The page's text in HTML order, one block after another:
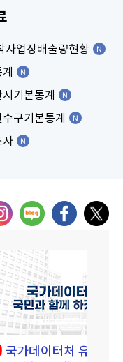
사업장배출량현황
기본통계
구기본통계
사